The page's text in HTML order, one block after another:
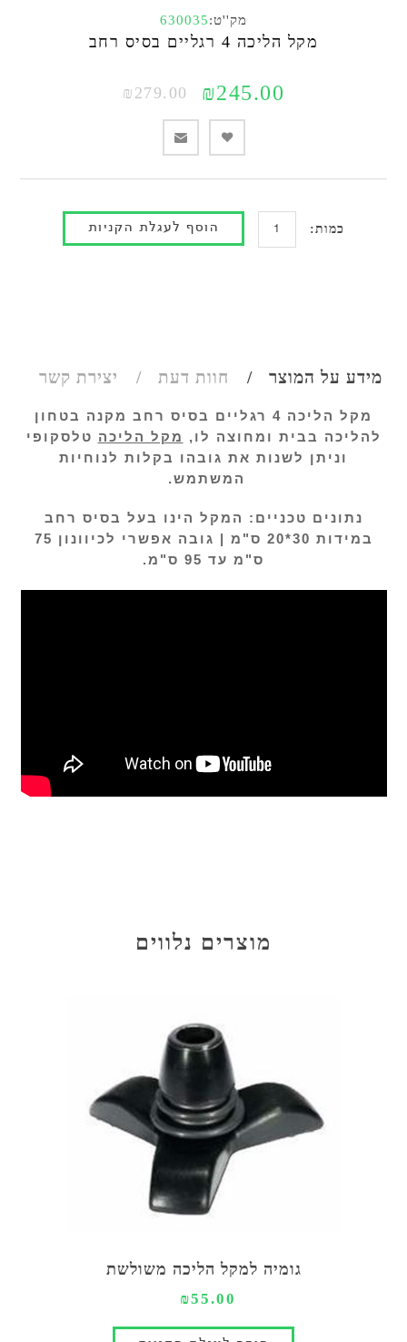
מק''ט:630035
מקל הליכה 4 רגליים בסיס רחב
₪245.00
₪279.00
כמות:
מידע על המוצר חוות דעת יצירת קשר
מקל הליכה 4 רגליים בסיס רחב מקנה בטחון
להליכה בבית ומחוצה לו,
מקל הליכה טלסקופי
וניתן לשנות את גובהו בקלות לנוחיות
המשתמש.
נתונים טכניים: המקל הינו בעל בסיס רחב
במידות 30*20 ס"מ |
גובה אפשרי לכיוונון 75
ס"מ עד 95 ס"מ.
מוצרים נלווים
גומיה למקל הליכה משולשת
₪55.00